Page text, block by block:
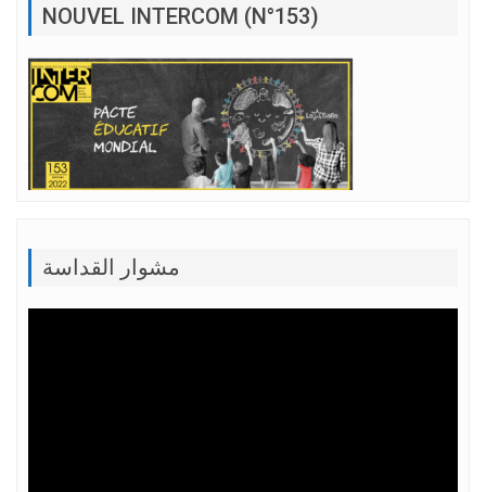
NOUVEL INTERCOM (N°153)
مشوار القداسة